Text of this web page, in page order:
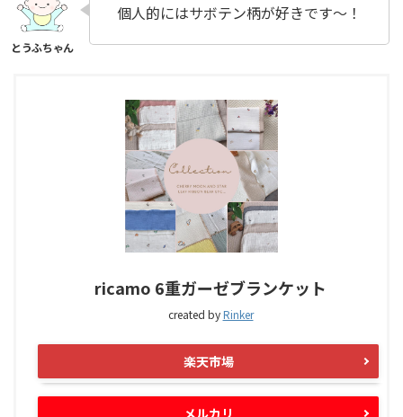
個人的にはサボテン柄が好きです～！
ricamo 6重ガーゼブランケット
created byRinker
楽天市場
メルカリ